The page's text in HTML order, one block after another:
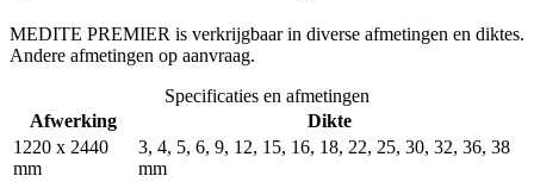
MEDITE PREMIER is verkrijgbaar in diverse afmetingen en diktes.
Andere afmetingen op aanvraag.
Specificaties en afmetingen
Afwerking
Dikte
1220 x 2440
mm
3, 4, 5, 6, 9, 12, 15, 16, 18, 22, 25, 30, 32, 36, 38
mm